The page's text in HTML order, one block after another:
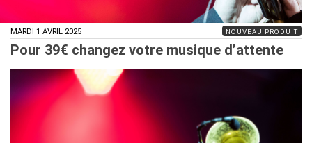
MARDI 1 AVRIL 2025 NOUVEAU PRODUIT
Pour 39€ changez votre musique d’attente